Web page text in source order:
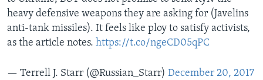
heavy defensive weapons they are asking for (Javelins
anti-tank missiles). It feels like ploy to satisfy activists,
as the article notes. https://t.co/ngeCD05qPC
— Terrell J. Starr (@Russian_Starr) December 20, 2017